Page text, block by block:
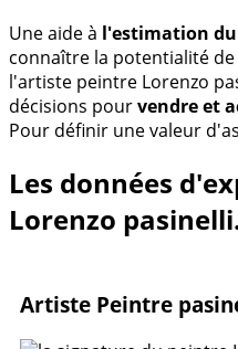
Une aide à l'estimation
connaître la potentialité
l'artiste peintre Lorenzo
décisions pourvendre et
Pour définir une valeur
Les données
Lorenzo
Artiste Peintre